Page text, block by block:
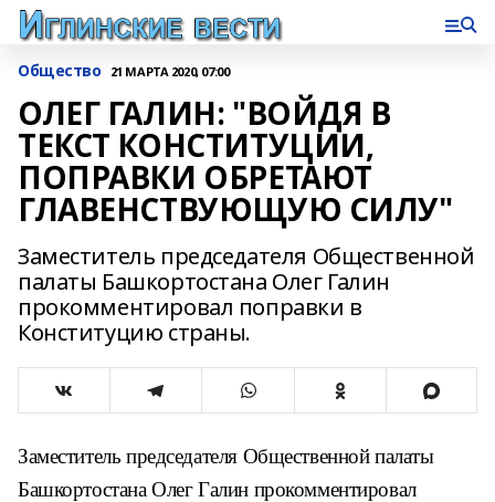
Общество 21 МАРТА 2020, 07:00
ОЛЕГ ГАЛИН: "ВОЙДЯ В
ТЕКСТ КОНСТИТУЦИИ,
ПОПРАВКИ ОБРЕТАЮТ
ГЛАВЕНСТВУЮЩУЮ СИЛУ"
Заместитель председателя Общественной
палаты Башкортостана Олег Галин
прокомментировал поправки в
Конституцию страны.
Заместитель председателя Общественной палаты
Башкортостана Олег Галин прокомментировал